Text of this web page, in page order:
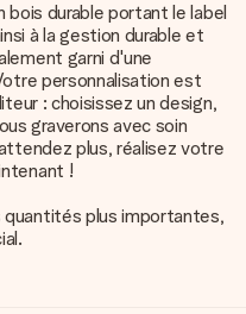
durable portant le label
à la gestion durable et
garni d'une
personnalisation est
: choisissez un design,
graverons avec soin
plus, réalisez votre
!
plus importantes,